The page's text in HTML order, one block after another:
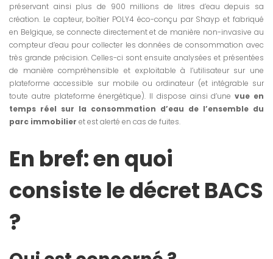
préservant ainsi plus de 900 millions de litres d’eau depuis sa
création. Le capteur, boîtier POLY4 éco-conçu par Shayp et fabriqué
en Belgique, se connecte directement et de manière non-invasive au
compteur d’eau pour collecter les données de consommation avec
très grande précision. Celles-ci sont ensuite analysées et présentées
de manière compréhensible et exploitable à l’utilisateur sur une
plateforme accessible sur mobile ou ordinateur (et intégrable sur
toute autre plateforme énergétique). Il dispose ainsi d’unevue en
temps réel sur la consommation d’eau de l’ensemble du
parc immobilier et est alerté en cas de fuites.
En bref: en quoi
consiste le décret BACS
?